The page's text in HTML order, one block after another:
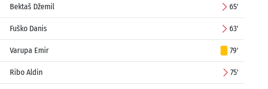
Bektaš Džemil 65'
Fuško Danis 63'
Varupa Emir 79'
Ribo Aldin 75'